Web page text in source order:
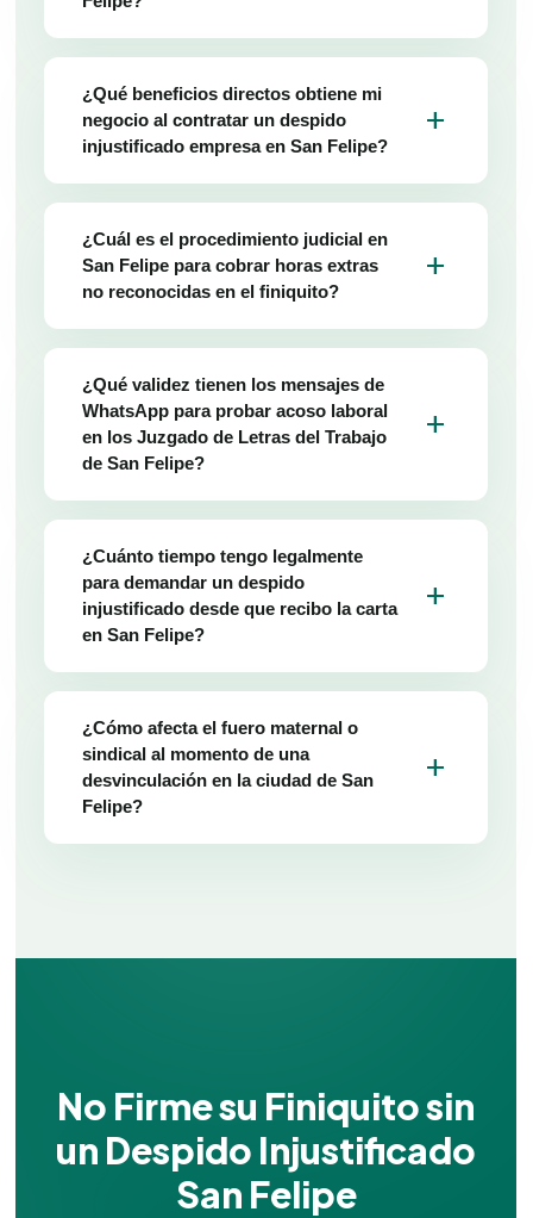
¿Qué beneficios directos obtiene mi
negocio al contratar un despido
injustificado empresa en San Felipe?
add
¿Cuál es el procedimiento judicial en
San Felipe para cobrar horas extras
no reconocidas en el finiquito?
add
¿Qué validez tienen los mensajes de
WhatsApp para probar acoso laboral
en los Juzgado de Letras del Trabajo
de San Felipe?
add
¿Cuánto tiempo tengo legalmente
para demandar un despido
injustificado desde que recibo la carta
en San Felipe?
add
¿Cómo afecta el fuero maternal o
sindical al momento de una
desvinculación en la ciudad de San
Felipe?
add
No Firme su Finiquito sin
un Despido Injustificado
San Felipe